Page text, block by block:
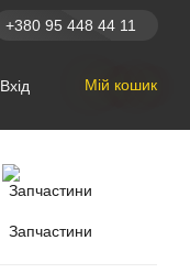
+380 95 448 44 11
Вхід Мій кошик
Запчастини